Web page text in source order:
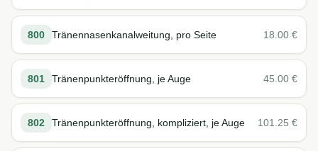
800 Tränennasenkanalweitung, pro Seite 18.00 €
801 Tränenpunkteröffnung, je Auge 45.00 €
802 Tränenpunkteröffnung, kompliziert, je Auge 101.25 €